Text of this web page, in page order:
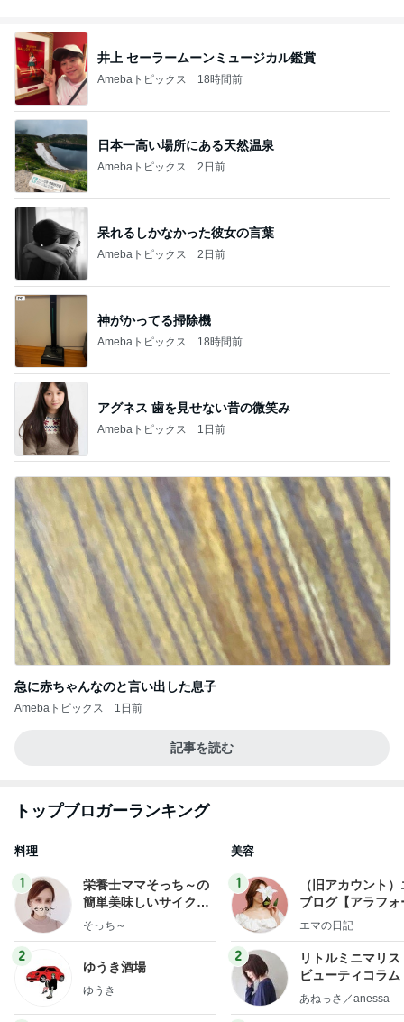
井上 セーラームーンミュージカル鑑賞
Amebaトピックス 18時間前
日本一高い場所にある天然温泉
Amebaトピックス 2日前
呆れるしかなかった彼女の言葉
Amebaトピックス 2日前
神がかってる掃除機
Amebaトピックス 18時間前
アグネス 歯を見せない昔の微笑み
Amebaトピックス 1日前
急に赤ちゃんなのと言い出した息子
Amebaトピックス 1日前
記事を読む
トップブロガーランキング
料理
1
栄養士ママそっち～の
簡単美味しいサイクル
献立
そっち～
2
ゆうき酒場
ゆうき
美容
1
（旧アカウント
ブログ【アラフォ
社売却セカンドラ
エマの日記
2
リトルミニマリス
ビューティコラ
little
あねっさ／anessa